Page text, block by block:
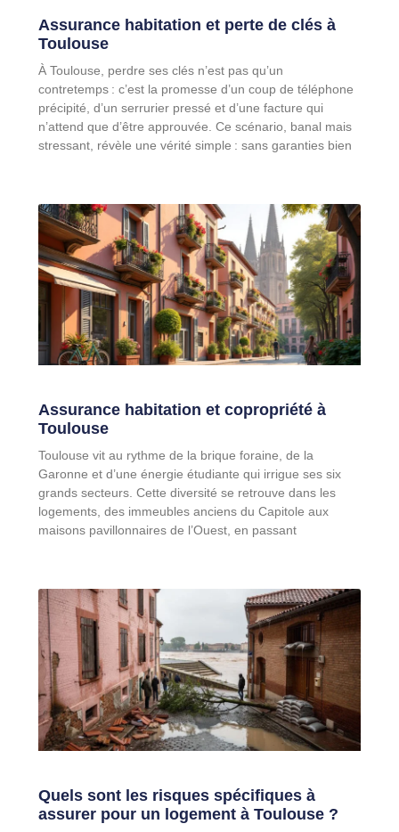
Assurance habitation et perte de clés à
Toulouse
À Toulouse, perdre ses clés n’est pas qu’un
contretemps : c’est la promesse d’un coup de téléphone
précipité, d’un serrurier pressé et d’une facture qui
n’attend que d’être approuvée. Ce scénario, banal mais
stressant, révèle une vérité simple : sans garanties bien
Assurance habitation et copropriété à
Toulouse
Toulouse vit au rythme de la brique foraine, de la
Garonne et d’une énergie étudiante qui irrigue ses six
grands secteurs. Cette diversité se retrouve dans les
logements, des immeubles anciens du Capitole aux
maisons pavillonnaires de l’Ouest, en passant
Quels sont les risques spécifiques à
assurer pour un logement à Toulouse ?